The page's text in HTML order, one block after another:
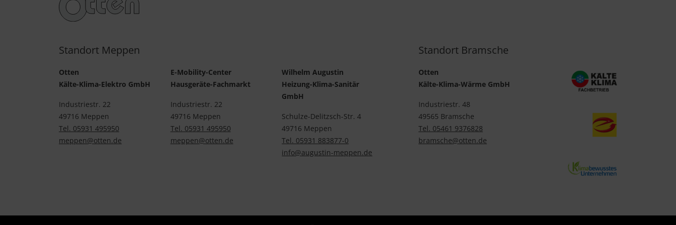
Standort Meppen
Otten
Kälte-Klima-Elektro GmbH
Industriestr. 22
49716 Meppen
Tel. 05931 495950
meppen@otten.de
E-Mobility-Center
Hausgeräte-Fachmarkt
Industriestr. 22
49716 Meppen
Tel. 05931 495950
meppen@otten.de
Wilhelm Augustin
Heizung-Klima-Sanitär
GmbH
Schulze-Delitzsch-Str. 4
49716 Meppen
Tel. 05931 883877-0
info@augustin-meppen.de
Standort Bramsche
Otten
Kälte-Klima-Wärme GmbH
Industriestr. 48
49565 Bramsche
Tel. 05461 9376828
bramsche@otten.de